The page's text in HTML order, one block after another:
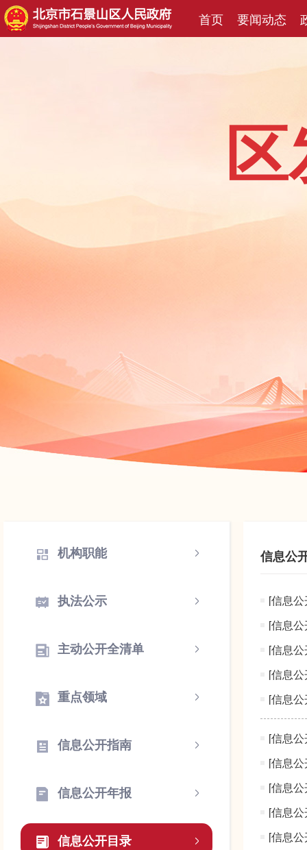
首页 要闻动态
机构职能
执法公示
主动公开全清单
重点领域
信息公开指南
信息公开年报
信息公开目录
信息公
[信息
[信息
[信息
[信息
[信息
[信息
[信息
[信息
[信息
[信息